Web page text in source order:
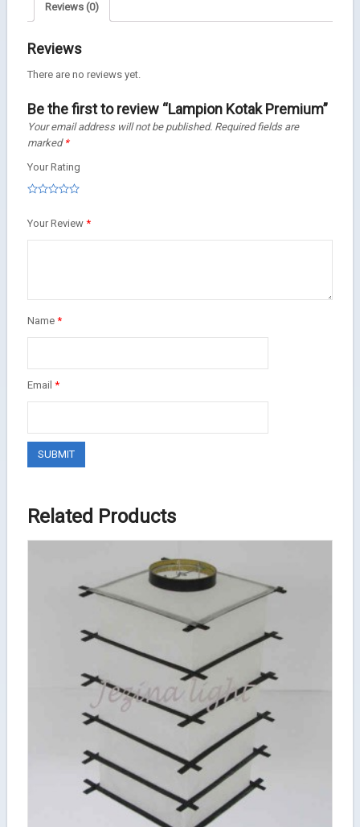
Reviews (0)
Reviews
There are no reviews yet.
Be the first to review “Lampion Kotak Premium”
Your email address will not be published. Required fields are
marked *
Your Rating
Your Review *
Name *
Email *
Related Products